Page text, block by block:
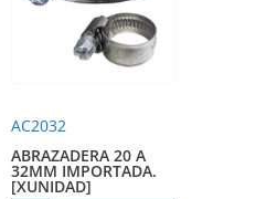
AC2032
ABRAZADERA 20 A
32MM IMPORTADA.
[XUNIDAD]